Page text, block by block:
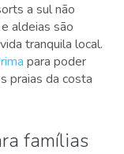
a sul não
aldeias são
tranquila local.
para poder
praias da costa
famílias